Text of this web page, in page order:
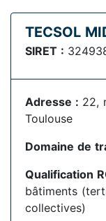
TECSOL
SIRET :
Adresse : 22,
Toulouse
Domaine de
Qualification
bâtiments
collectives)